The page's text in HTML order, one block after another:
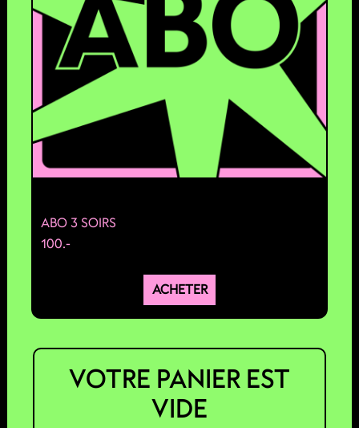
ABO 3 SOIRS
100.-
ACHETER
VOTRE PANIER EST
VIDE